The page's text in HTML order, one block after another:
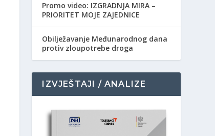
Promo video: IZGRADNJA MIRA –
PRIORITET MOJE ZAJEDNICE
Obilježavanje Međunarodnog dana
protiv zloupotrebe droga
IZVJEŠTAJI / ANALIZE